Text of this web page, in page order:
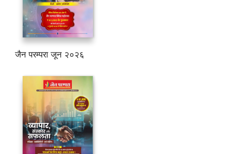
जैन परम्परा जून २०२६